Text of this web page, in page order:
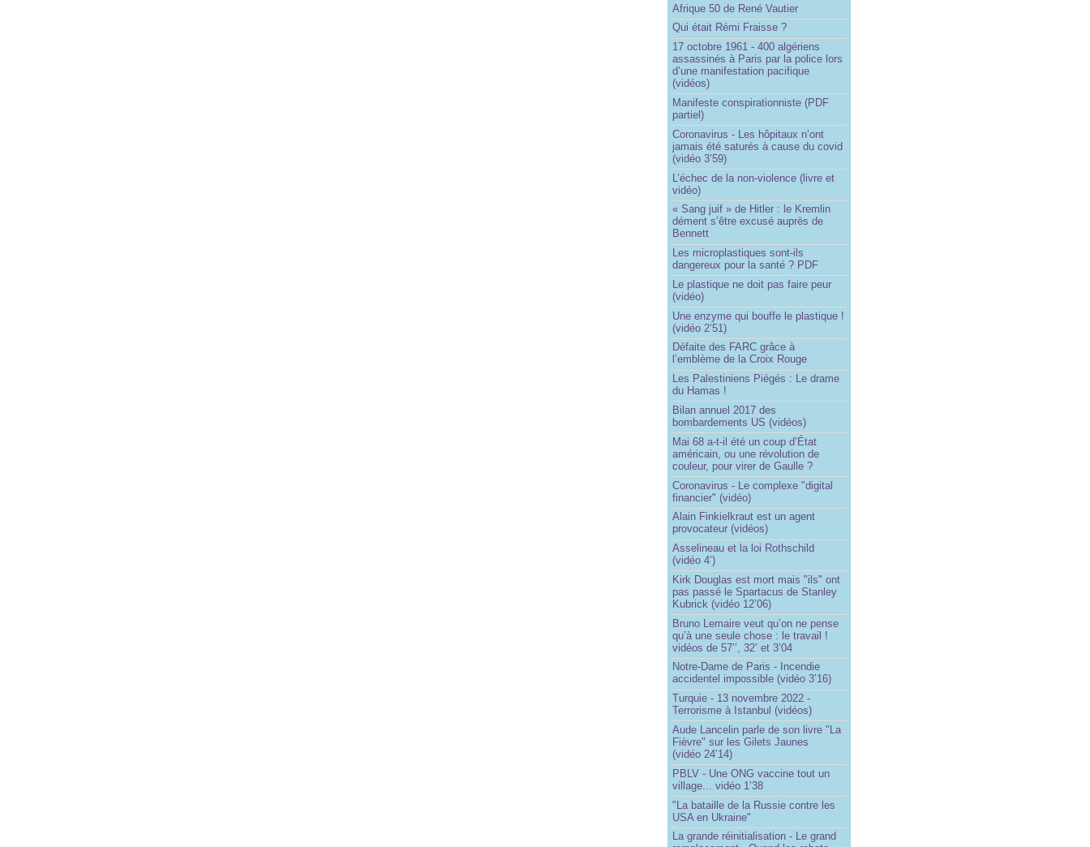
Afrique 50 de René Vautier
Qui était Rémi Fraisse ?
17 octobre 1961 - 400 algériens
assassinés à Paris par la police lors
d’une manifestation pacifique
(vidéos)
Manifeste conspirationniste (PDF
partiel)
Coronavirus - Les hôpitaux n’ont
jamais été saturés à cause du covid
(vidéo 3’59)
L’échec de la non-violence (livre et
vidéo)
« Sang juif » de Hitler : le Kremlin
dément s’être excusé auprès de
Bennett
Les microplastiques sont-ils
dangereux pour la santé ? PDF
Le plastique ne doit pas faire peur
(vidéo)
Une enzyme qui bouffe le plastique !
(vidéo 2’51)
Défaite des FARC grâce à
l’emblème de la Croix Rouge
Les Palestiniens Piégés : Le drame
du Hamas !
Bilan annuel 2017 des
bombardements US (vidéos)
Mai 68 a-t-il été un coup d’État
américain, ou une révolution de
couleur, pour virer de Gaulle ?
Coronavirus - Le complexe "digital
financier" (vidéo)
Alain Finkielkraut est un agent
provocateur (vidéos)
Asselineau et la loi Rothschild
(vidéo 4’)
Kirk Douglas est mort mais "ils" ont
pas passé le Spartacus de Stanley
Kubrick (vidéo 12’06)
Bruno Lemaire veut qu’on ne pense
qu’à une seule chose : le travail !
vidéos de 57’’, 32’ et 3’04
Notre-Dame de Paris - Incendie
accidentel impossible (vidéo 3’16)
Turquie - 13 novembre 2022 -
Terrorisme à Istanbul (vidéos)
Aude Lancelin parle de son livre "La
Fièvre" sur les Gilets Jaunes
(vidéo 24’14)
PBLV - Une ONG vaccine tout un
village... vidéo 1’38
"La bataille de la Russie contre les
USA en Ukraine"
La grande réinitialisation - Le grand